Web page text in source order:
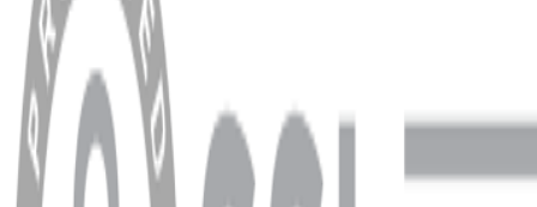
Hesabım
Sipariş Sorgulama
Banka Hesap Bilgileri
YARDIM VE DESTEK
Ödeme ve Teslimat Şartları
Garanti ve İade Şartları